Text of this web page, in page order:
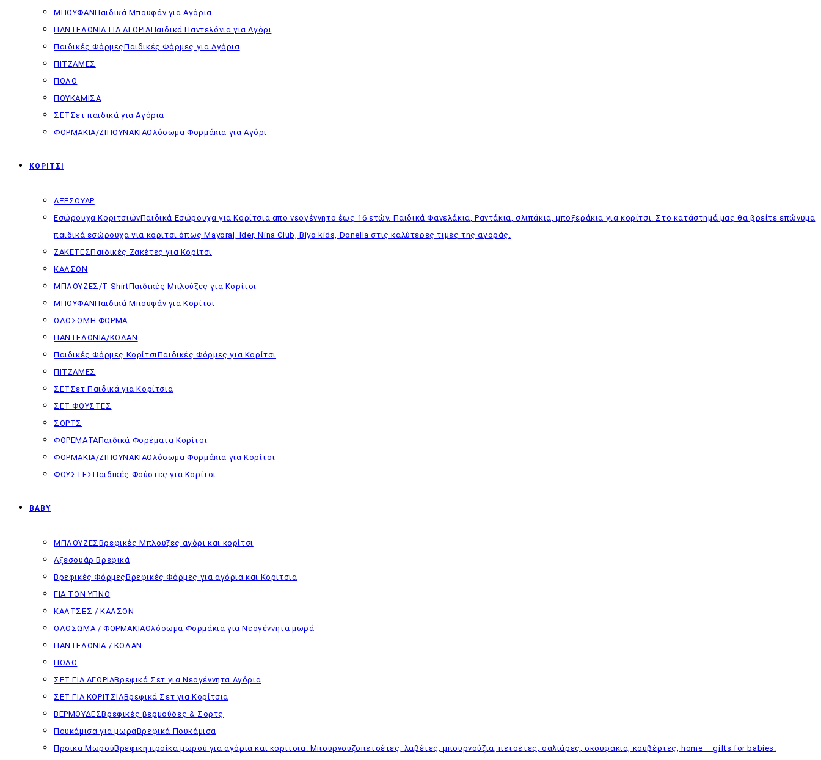
ΜΠΟΥΦΑΝΠαιδικά Μπουφάν για Αγόρια
ΠΑΝΤΕΛΟΝΙΑ ΓΙΑ ΑΓΟΡΙΑΠαιδικά Παντελόνια για Αγόρι
Παιδικές ΦόρμεςΠαιδικές Φόρμες για Αγόρια
ΠΙΤΖΑΜΕΣ
ΠΟΛΟ
ΠΟΥΚΑΜΙΣΑ
ΣΕΤ Σετ παιδικά για Αγόρια
ΦΟΡΜΑΚΙΑ/ΖΙΠΟΥΝΑΚΙΑΟλόσωμα Φορμάκια για Αγόρι
ΚΟΡΙΤΣΙ
ΑΞΕΣΟΥΑΡ
Εσώρουχα ΚοριτσιώνΠαιδικά Εσώρουχα για Κορίτσια απο νεογέννητο έως 16 ετών. Παιδικά Φανελάκια, Ραντάκια, σλιπάκια, μποξεράκια για κορίτσι. Στο κατάστημά μας θα βρείτε επώνυμα
παιδικά εσώρουχα για κορίτσι όπως Mayoral, Ider, Nina Club, Biyo kids, Donella στις καλύτερες τιμές της αγοράς.
ΖΑΚΕΤΕΣΠαιδικές Ζακέτες για Κορίτσι
ΚΑΛΣΟΝ
ΜΠΛΟΥΖΕΣ/T-ShirtΠαιδικές Μπλούζες για Κορίτσι
ΜΠΟΥΦΑΝΠαιδικά Μπουφάν για Κορίτσι
ΟΛΟΣΩΜΗ ΦΟΡΜΑ
ΠΑΝΤΕΛΟΝΙΑ/ΚΟΛΑΝ
Παιδικές Φόρμες ΚορίτσιΠαιδικές Φόρμες για Κορίτσι
ΠΙΤΖΑΜΕΣ
ΣΕΤ Σετ Παιδικά για Κορίτσια
ΣΕΤ ΦΟΥΣΤΕΣ
ΣΟΡΤΣ
ΦΟΡΕΜΑΤΑΠαιδικά Φορέματα Κορίτσι
ΦΟΡΜΑΚΙΑ/ΖΙΠΟΥΝΑΚΙΑΟλόσωμα Φορμάκια για Κορίτσι
ΦΟΥΣΤΕΣΠαιδικές Φούστες για Κορίτσι
BABY
ΜΠΛΟΥΖΕΣΒρεφικές Μπλούζες αγόρι και κορίτσι
Αξεσουάρ Βρεφικά
Βρεφικές ΦόρμεςΒρεφικές Φόρμες για αγόρια και Κορίτσια
ΓΙΑ ΤΟΝ ΥΠΝΟ
ΚΑΛΤΣΕΣ / ΚΑΛΣΟΝ
ΟΛΟΣΩΜΑ / ΦΟΡΜΑΚΙΑΟλόσωμα Φορμάκια για Νεογέννητα μωρά
ΠΑΝΤΕΛΟΝΙΑ / ΚΟΛΑΝ
ΠΟΛΟ
ΣΕΤ ΓΙΑ ΑΓΟΡΙΑΒρεφικά Σετ για Νεογέννητα Αγόρια
ΣΕΤ ΓΙΑ ΚΟΡΙΤΣΙΑΒρεφικά Σετ για Κορίτσια
ΒΕΡΜΟΥΔΕΣΒρεφικές βερμούδες & Σορτς
Πουκάμισα για μωράΒρεφικά Πουκάμισα
Προίκα ΜωρούΒρεφική προίκα μωρού για αγόρια και κορίτσια. Μπουρνουζοπετσέτες, λαβέτες, μπουρνούζια, πετσέτες, σαλιάρες, σκουφάκια, κουβέρτες, home – gifts for babies.